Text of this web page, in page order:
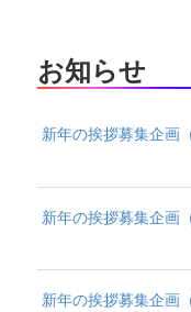
お知らせ
新年の挨拶募集企画
新年の挨拶募集企画
新年の挨拶募集企画